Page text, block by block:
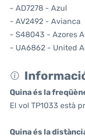
- AD7278 - Azul
- AV2492 - Avianca
- S48043 - Azores
- UA6862 - United
Quina és la
El vol TP1033 està
Quina és la